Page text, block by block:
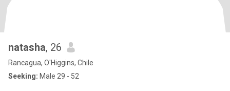
natasha, 26
Rancagua, O'Higgins, Chile
Seeking: Male 29 - 52